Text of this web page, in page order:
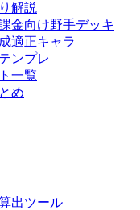
解説
金向け野手デッキ
適正キャラ
ンプレ
一覧
め
出ツール